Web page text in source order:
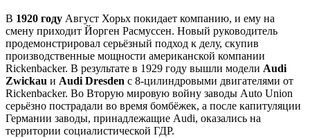
В 1920 году Август Хорьх покидает компанию, и ему на
смену приходит Йорген Расмуссен. Новый руководитель
продемонстрировал серьёзный подход к делу, скупив
производственные мощности американской компании
Rickenbacker. В результате в 1929 году вышли модели Audi
Zwickau и Audi Dresden с 8-цилиндровыми двигателями от
Rickenbacker. Во Вторую мировую войну заводы Auto Union
серьёзно пострадали во время бомбёжек, а после капитуляции
Германии заводы, принадлежащие Audi, оказались на
территории социалистической ГДР.